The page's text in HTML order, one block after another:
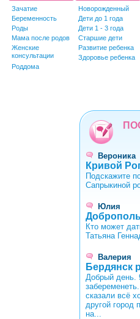
Зачатие
Беременность
Роды
Мама после родов
Женские
консультации
Роддома
Новорожденный
Дети до 1 года
Дети 1 - 3 года
Старшие дети
Развитие ребенка
Здоровье ребенка
Вероника
Кривой
Подскажите
Сапрыкиной
Юлия
Кто может
Татьяна
Валерия
Бердянск
Добрый день.
сказали всё
другой город
на...